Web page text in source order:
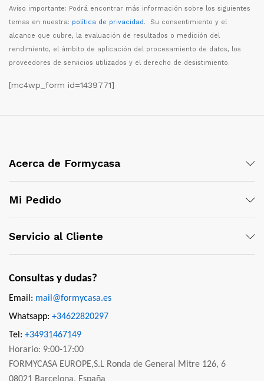
Aviso importante: Podrá encontrar más información sobre los siguientes
temas en nuestra: política de privacidad. Su consentimiento y el
alcance que cubre, la evaluación de resultados o medición del
rendimiento, el ámbito de aplicación del procesamiento de datos, los
proveedores de servicios utilizados y el derecho de desistimiento.
[mc4wp_form id=1439771]
Acerca de Formycasa
Mi Pedido
Servicio al Cliente
Consultas y dudas?
Email: mail@formycasa.es
Whatsapp: +34622820297
Tel: +34931467149
Horario: 9:00-17:00
FORMYCASA EUROPE,S.L Ronda de General Mitre 126, 6